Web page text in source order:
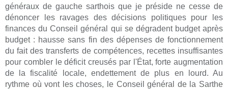
généraux de gauche sarthois que je préside ne cesse de
dénoncer les ravages des décisions politiques pour les
finances du Conseil général qui se dégradent budget après
budget : hausse sans fin des dépenses de fonctionnement
du fait des transferts de compétences, recettes insuffisantes
pour combler le déficit creusés par l'État, forte augmentation
de la fiscalité locale, endettement de plus en lourd. Au
rythme où vont les choses, le Conseil général de la Sarthe